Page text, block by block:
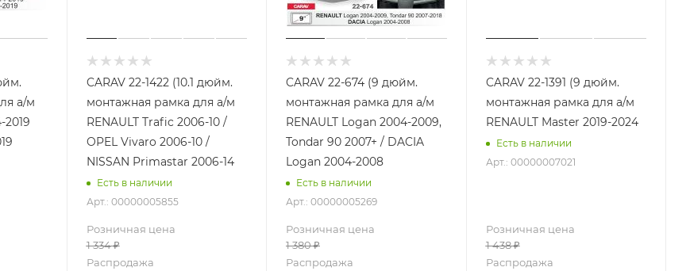
а/м
2019
CARAV 22-1422 (10.1 дюйм.
монтажная рамка для а/м
RENAULT Trafic 2006-10 /
OPEL Vivaro 2006-10 /
NISSAN Primastar 2006-14
Есть в наличии
Арт.: 00000005855
Розничная цена
1 334₽
Распродажа
CARAV 22-674 (9 дюйм.
монтажная рамка для а/м
RENAULT Logan 2004-2009,
Tondar 90 2007+ / DACIA
Logan 2004-2008
Есть в наличии
Арт.: 00000005269
Розничная цена
1 380₽
Распродажа
CARAV 22-1391 (9 дюйм.
монтажная рамка для а/м
RENAULT Master 2019-2024
Есть в наличии
Арт.: 00000007021
Розничная цена
1 438₽
Распродажа